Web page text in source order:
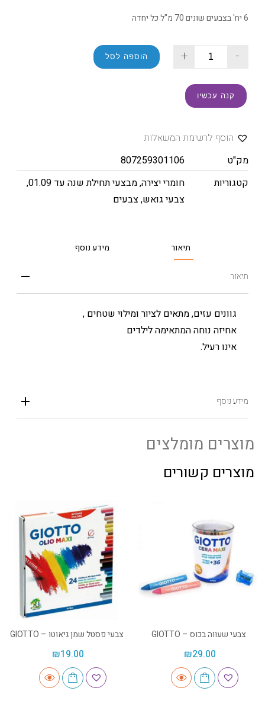
6 יח' בצבעים שונים 70 מ"ל כל יחדה
-
+ הוספה לסל
קנה עכשיו
הוסף לרשימת המשאלות
מק"ט
807259301106
קטגוריות
חומרי יצירה,מבצעי תחילת שנה עד 01.09
,
צבעי גואש,צבעים
תיאור מידע נוסף
תיאור
גוונים עזים, מתאים לציור ומילוי שטחים ,
אחיזה נוחה המתאימה לילדים
אינו רעיל.
מידע נוסף
מוצרים מומלצים
מוצרים קשורים
צבעי שעווה בכוס – GIOTTO
₪29.00
צבעי פסטל שמן גיאוטו – GIOTTO
₪19.00